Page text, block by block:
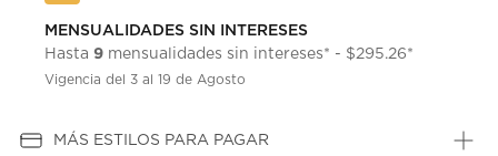
MENSUALIDADES SIN INTERESES
Hasta 9 mensualidades sin intereses* - $295.26*
Vigencia del 3 al 19 de Agosto
MÁS ESTILOS PARA PAGAR